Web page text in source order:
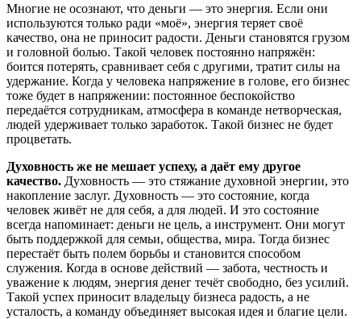
Многие не осознают, что деньги — это энергия. Если они
используются только ради «моё», энергия теряет своё
качество, она не приносит радости. Деньги становятся грузом
и головной болью. Такой человек постоянно напряжён:
боится потерять, сравнивает себя с другими, тратит силы на
удержание. Когда у человека напряжение в голове, его бизнес
тоже будет в напряжении: постоянное беспокойство
передаётся сотрудникам, атмосфера в команде нетворческая,
людей удерживает только заработок. Такой бизнес не будет
процветать.
Духовность же не мешает успеху, а даёт ему другое
качество. Духовность — это стяжание духовной энергии, это
накопление заслуг. Духовность — это состояние, когда
человек живёт не для себя, а для людей. И это состояние
всегда напоминает: деньги не цель, а инструмент. Они могут
быть поддержкой для семьи, общества, мира. Тогда бизнес
перестаёт быть полем борьбы и становится способом
служения. Когда в основе действий — забота, честность и
уважение к людям, энергия денег течёт свободно, без усилий.
Такой успех приносит владельцу бизнеса радость, а не
усталость, а команду объединяет высокая идея и благие цели.